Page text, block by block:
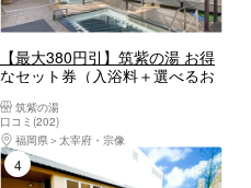
【最大380円引】筑紫の湯 お得
なセット券（入浴料＋選べるお
筑紫の湯
口コミ(202)
福岡県
太宰府・宗像
4位